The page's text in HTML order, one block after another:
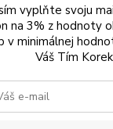
Od
vyplňte svoju
na 3% z hodnoty
v minimálnej
Váš Tím